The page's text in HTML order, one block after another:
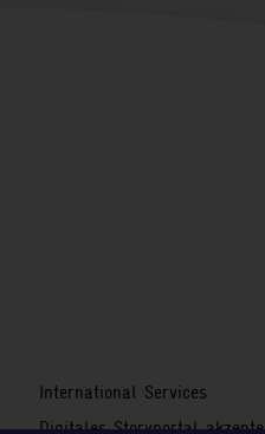
International Services
Digitales Storyportal akzente